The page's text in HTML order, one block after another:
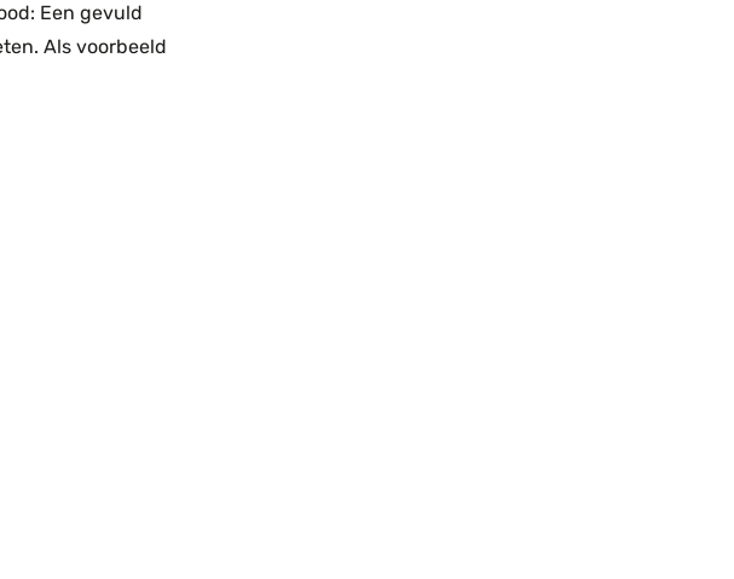
Een gevuld
Als voorbeeld